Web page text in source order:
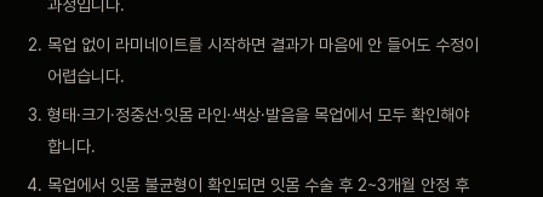
과정입니다.
목업 없이 라미네이트를 시작하면 결과가 마음에 안 들어도 수정이
어렵습니다.
형태·크기·정중선·잇몸 라인·색상·발음을 목업에서 모두 확인해야
합니다.
목업에서 잇몸 불균형이 확인되면 잇몸 수술 후 2~3개월 안정 후